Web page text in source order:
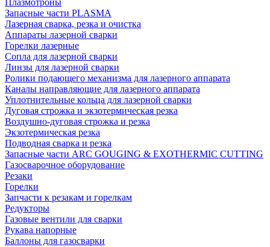
Плазмотроны
Запасные части PLASMA
Лазерная сварка, резка и очистка
Аппараты лазерной сварки
Горелки лазерные
Сопла для лазерной сварки
Линзы для лазерной сварки
Ролики подающего механизма для лазерного аппарата
Каналы направляющие для лазерного аппарата
Уплотнительные кольца для лазерной сварки
Дуговая строжка и экзотермическая резка
Воздушно-дуговая строжка и резка
Экзотермическая резка
Подводная сварка и резка
Запасные части ARC GOUGING & EXOTHERMIC CUTTING
Газосварочное оборудование
Резаки
Горелки
Запчасти к резакам и горелкам
Редукторы
Газовые вентили для сварки
Рукава напорные
Баллоны для газосварки